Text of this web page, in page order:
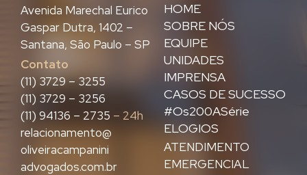
HOME
SOBRE NÓS
EQUIPE
UNIDADES
IMPRENSA
CASOS DE SUCESSO
#Os200ASérie
ELOGIOS
ATENDIMENTO
EMERGENCIAL
Avenida Marechal Eurico
Gaspar Dutra, 1402 –
Santana, São Paulo – SP
Contato
(11) 3729 – 3255
(11) 3729 – 3256
(11) 94136 – 2735 – 24h
relacionamento@
oliveiracampanini
advogados.com.br